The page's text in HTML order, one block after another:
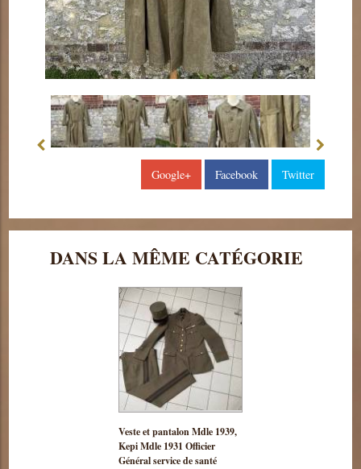
Google+ Facebook Twitter
DANS LA MÊME CATÉGORIE
Consulter
cette pièce
Veste et pantalon Mdle 1939,
Kepi Mdle 1931 Officier
Général service de santé